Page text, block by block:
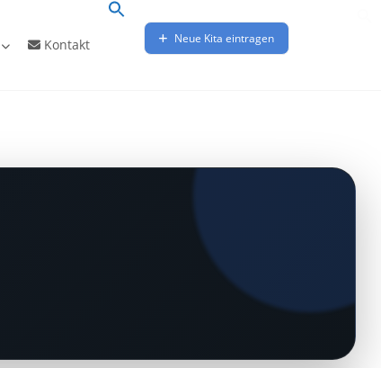
Kontakt Neue Kita eintragen